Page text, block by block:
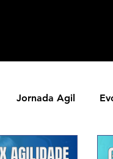
Jornada Agil
Parcerias Ageis